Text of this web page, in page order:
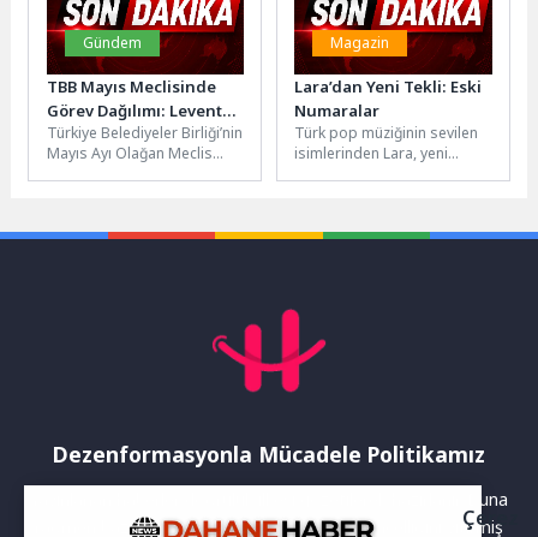
Gündem
TBB Mayıs Meclisinde
Görev Dağılımı: Levent
Koç Güven Tazeledi
Türkiye Belediyeler Birliği’nin
Mayıs Ayı Olağan Meclis
Magazin
Lara’dan Yeni Tekli: Eski
Numaralar
Türk pop müziğinin sevilen
isimlerinden Lara, yeni
atmosferiyle...
Dezenformasyonla Mücadele Politikamız
Yayınlanan haberler doğruluk ilkesi gözetilerek hazırlanır. Buna
rağmen bazı içeriklerde eksik, hatalı veya güncelliğini yitirmiş
Çerez